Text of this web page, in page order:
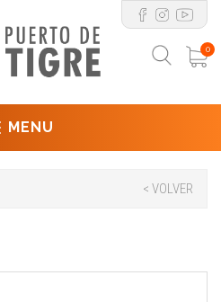
0
MENU
< VOLVER